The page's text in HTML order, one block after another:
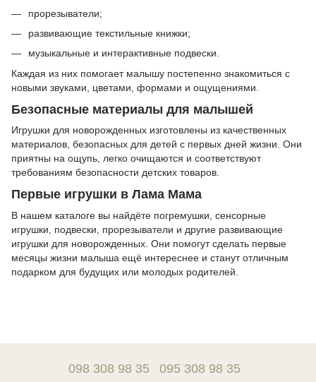
прорезыватели;
развивающие текстильные книжки;
музыкальные и интерактивные подвески.
Каждая из них помогает малышу постепенно знакомиться с
новыми звуками, цветами, формами и ощущениями.
Безопасные материалы для малышей
Игрушки для новорожденных изготовлены из качественных
материалов, безопасных для детей с первых дней жизни. Они
приятны на ощупь, легко очищаются и соответствуют
требованиям безопасности детских товаров.
Первые игрушки в Лама Мама
В нашем каталоге вы найдёте погремушки, сенсорные
игрушки, подвески, прорезыватели и другие развивающие
игрушки для новорожденных. Они помогут сделать первые
месяцы жизни малыша ещё интереснее и станут отличным
подарком для будущих или молодых родителей.
098 308 98 35 095 308 98 35